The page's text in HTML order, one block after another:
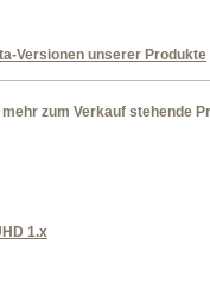
Versionen unserer Produkte
zum Verkauf stehende
1.x